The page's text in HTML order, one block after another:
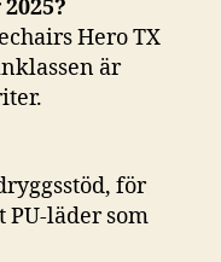
Hero TX
är
för
PU-läder som